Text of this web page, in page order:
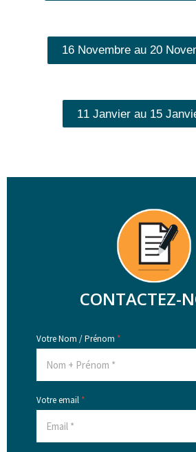
16 Novembre au 20
11 Janvier au 15
CONTACTEZ-
Votre Nom / Prénom *
Votre email *